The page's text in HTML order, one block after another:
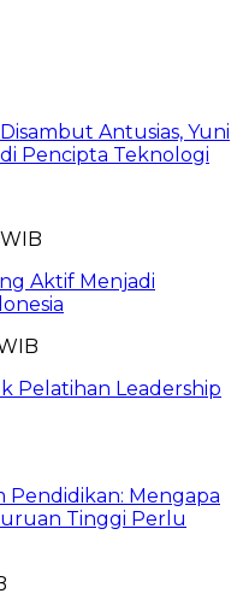
Antusias, Yuni
Pencipta Teknologi
Aktif Menjadi
Pelatihan Leadership
Pendidikan: Mengapa
Tinggi Perlu